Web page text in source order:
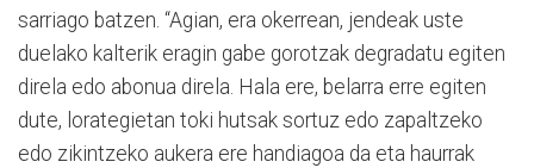
sarriago batzen. “Agian, era okerrean, jendeak uste
duelako kalterik eragin gabe gorotzak degradatu egiten
direla edo abonua direla. Hala ere, belarra erre egiten
dute, lorategietan toki hutsak sortuz edo zapaltzeko
edo zikintzeko aukera ere handiagoa da eta haurrak